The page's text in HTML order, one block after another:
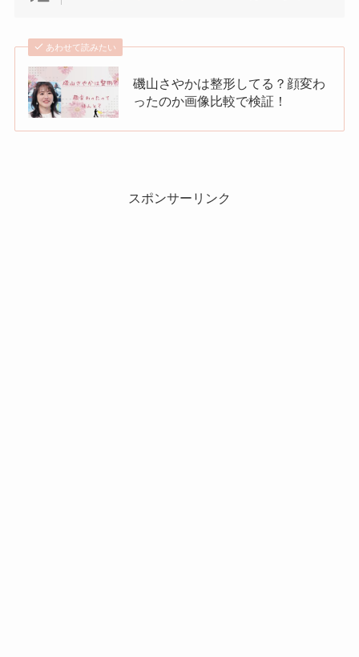
あわせて読みたい
磯山さやかは整形してる？顔変わ
ったのか画像比較で検証！
スポンサーリンク